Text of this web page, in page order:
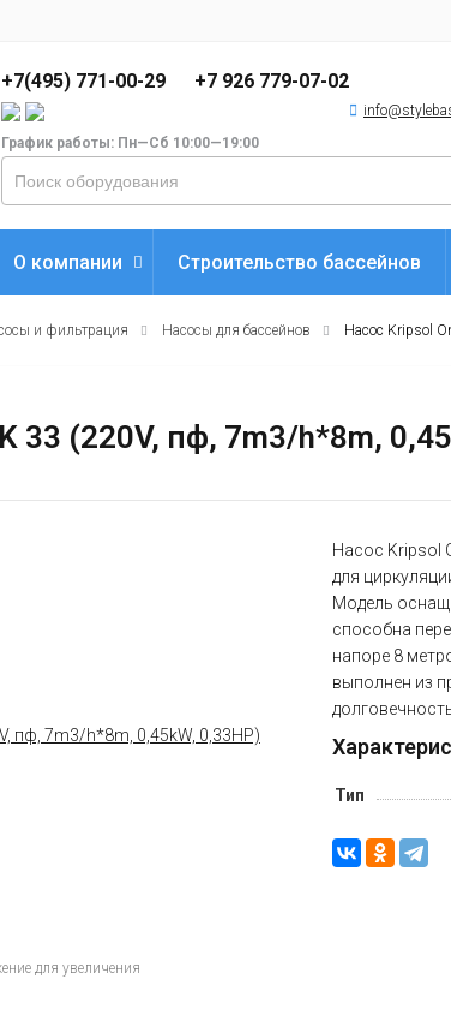
+7(495) 771-00-29 +7 926 779-07-02
График работы: Пн—Сб 10:00—19:00
О компании Строительство бассейнов
и фильтрация Насосы для бассейнов Насос Kripsol
33 (220V, пф, 7m3/h*8m,
для увеличения
Насос Kripsol
для
Модель
способна
напоре 8
выполнен из
Тип